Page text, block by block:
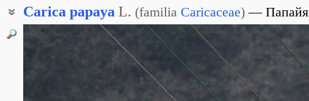
Carica papaya L. (familia Caricaceae) Папайя
Дынное дерево